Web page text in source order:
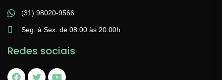
(31) 98020-9566
Seg. à Sex. de 08:00 às 20:00h
Redes sociais